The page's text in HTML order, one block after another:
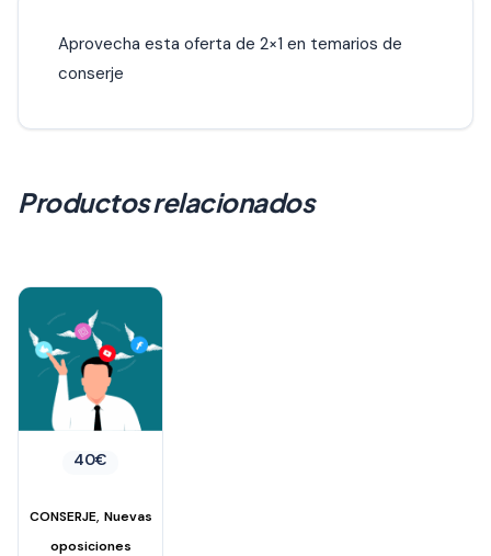
Aprovecha esta oferta de 2×1 en temarios de
conserje
Productos relacionados
40€
CONSERJE, Nuevas
oposiciones